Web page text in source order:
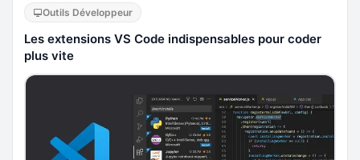
Outils Développeur
Les extensions VS Code indispensables pour coder
plus vite